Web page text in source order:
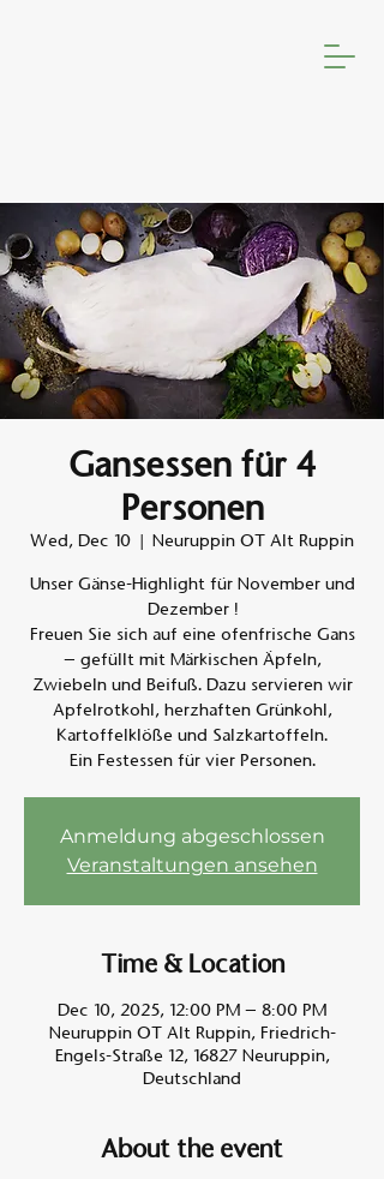
Gansessen für 4
Personen
Wed, Dec 10
  |
Neuruppin OT Alt Ruppin
Unser Gänse-Highlight für November und
Dezember !
Freuen Sie sich auf eine ofenfrische Gans
– gefüllt mit Märkischen Äpfeln,
Zwiebeln und Beifuß. Dazu servieren wir
Apfelrotkohl, herzhaften Grünkohl,
Kartoffelklöße und Salzkartoffeln.
Ein Festessen für vier Personen.
Anmeldung abgeschlossen
Veranstaltungen ansehen
Time & Location
Dec 10, 2025, 12:00 PM – 8:00 PM
Neuruppin OT Alt Ruppin, Friedrich-
Engels-Straße 12, 16827 Neuruppin,
Deutschland
About the event